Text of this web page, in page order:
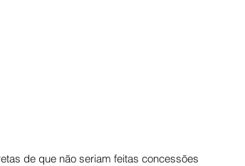
de que não seriam feitas concessões